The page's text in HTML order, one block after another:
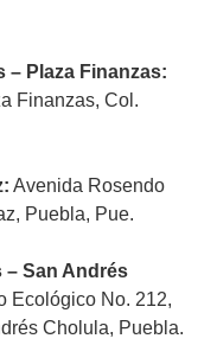
– Plaza Finanzas:
Finanzas, Col.
Avenida Rosendo
Puebla, Pue.
– San Andrés
Ecológico No. 212,
Cholula, Puebla.